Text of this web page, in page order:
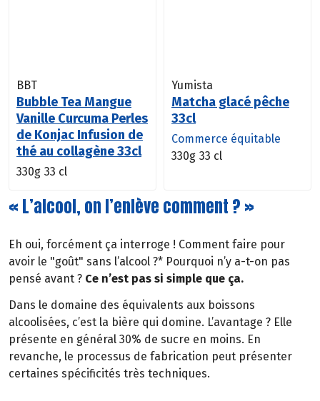
BBT
Bubble Tea Mangue
Vanille Curcuma Perles
de Konjac Infusion de
thé au collagène 33cl
330g 33 cl
Yumista
Matcha glacé pêche
33cl
Commerce équitable
330g 33 cl
« L’alcool, on l’enlève comment ? »
Eh oui, forcément ça interroge ! Comment faire pour
avoir le "goût" sans l’alcool ?* Pourquoi n’y a-t-on pas
pensé avant ? Ce n’est pas si simple que ça.
Dans le domaine des équivalents aux boissons
alcoolisées, c’est la bière qui domine. L’avantage ? Elle
présente en général 30% de sucre en moins. En
revanche, le processus de fabrication peut présenter
certaines spécificités très techniques.